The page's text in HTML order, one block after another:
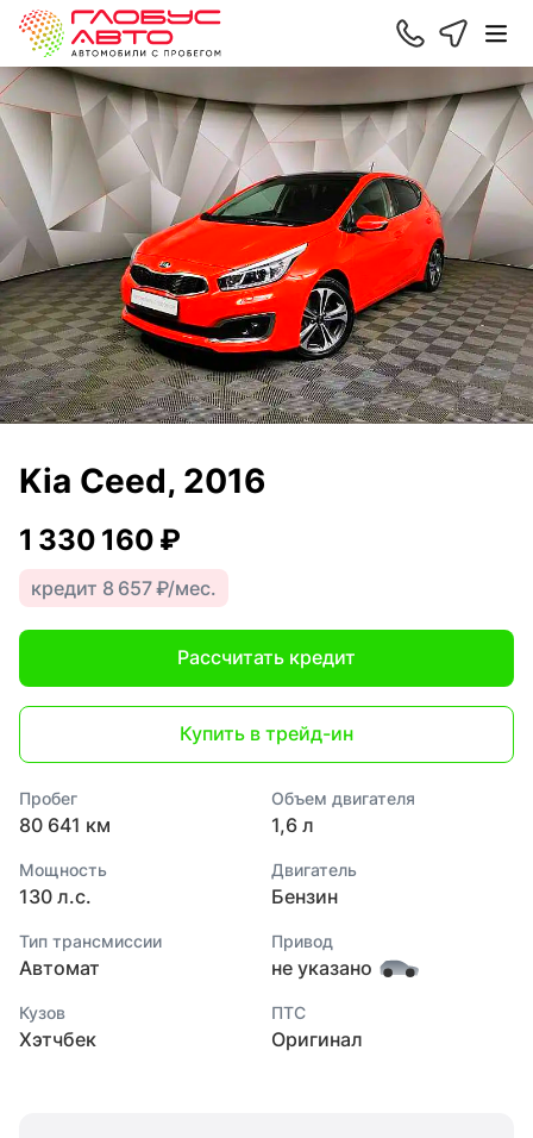
Kia Ceed, 2016
1 330 160 ₽
кредит 8 657 ₽/мес.
Рассчитать кредит
Купить в трейд-ин
Пробег
80 641 км
Объем двигателя
1,6 л
Мощность
130 л.с.
Двигатель
Бензин
Тип трансмиссии
Автомат
Привод
не указано
Кузов
Хэтчбек
ПТС
Оригинал